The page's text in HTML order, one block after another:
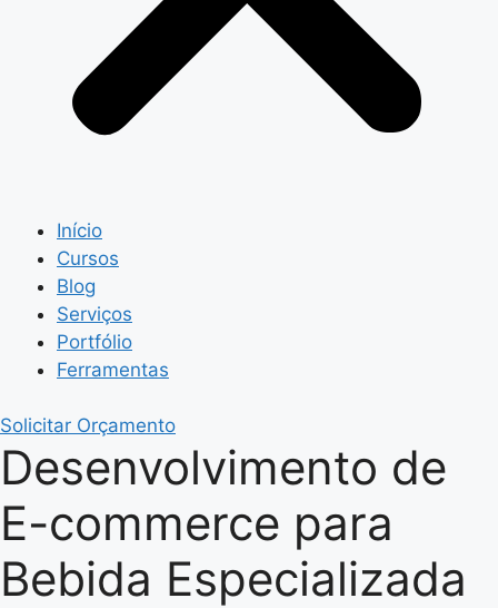
Início
Cursos
Blog
Serviços
Portfólio
Ferramentas
Solicitar Orçamento
Desenvolvimento de
E-commerce para
Bebida Especializada